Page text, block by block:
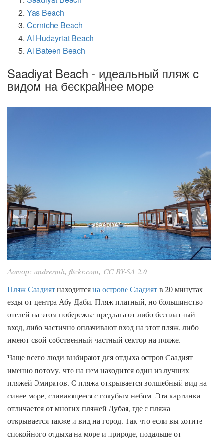
Yas Beach
Corniche Beach
Al Hudayriat Beach
Al Bateen Beach
Saadiyat Beach - идеальный пляж с
видом на бескрайнее море
Автор: andresmh, flickr.com, CC BY-SA 2.0
Пляж Саадиятнаходитсяна острове Саадиятв 20 минутах
езды от центра Абу-Даби. Пляж платный, но большинство
отелей на этом побережье предлагают либо бесплатный
вход, либо частично оплачивают вход на этот пляж, либо
имеют свой собственный частный сектор на пляже.
Чаще всего люди выбирают для отдыха остров Саадият
именно потому, что на нем находится один из лучших
пляжей Эмиратов. С пляжа открывается волшебный вид на
синее море, сливающееся с голубым небом. Эта картинка
отличается от многих пляжей Дубая, где с пляжа
открывается также и вид на город. Так что если вы хотите
спокойного отдыха на море и природе, подальше от